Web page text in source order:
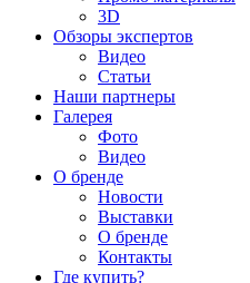
3D
Обзоры экспертов
Видео
Статьи
Наши партнеры
Галерея
Фото
Видео
О бренде
Новости
Выставки
О бренде
Контакты
Где купить?